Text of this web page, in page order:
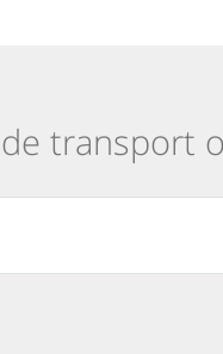
transport